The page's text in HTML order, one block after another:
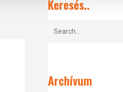
Keresés..
Archívum